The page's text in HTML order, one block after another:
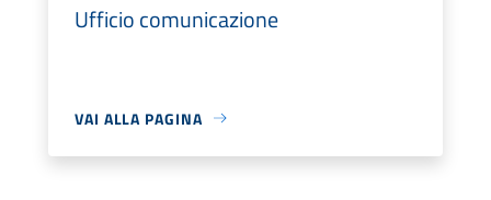
Ufficio comunicazione
VAI ALLA PAGINA